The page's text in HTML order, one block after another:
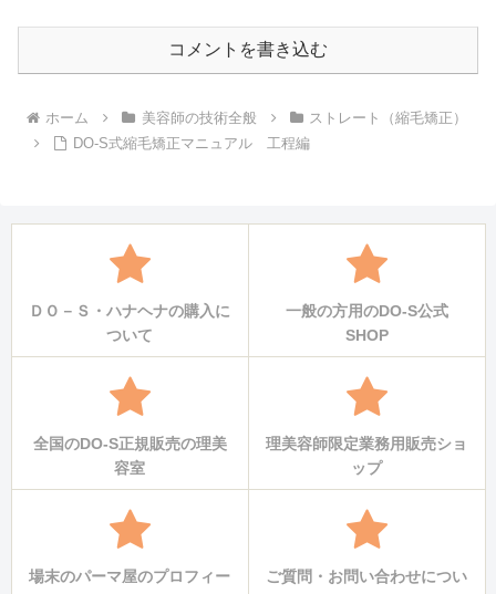
コメントを書き込む
ホーム 美容師の技術全般
ストレート（縮毛矯正）
DO-S式縮毛矯正マニュアル 工程編
ＤＯ－Ｓ・ハナヘナの購入に
ついて
一般の方用のDO-S公式
SHOP
全国のDO-S正規販売の理美
容室
理美容師限定業務用販売ショ
ップ
場末のパーマ屋のプロフィー
ご質問・お問い合わせについ